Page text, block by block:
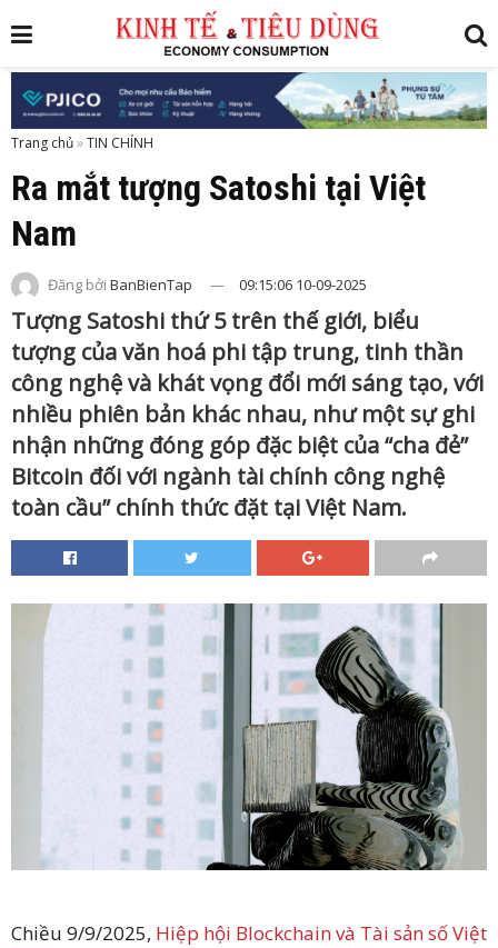
Trang chủ»
Ra mắt tượng Satoshi tại Việt
Nam
Đăng bởi BanBienTap 09:15:06 10-09-2025
Tượng Satoshi thứ 5 trên thế giới, biểu
tượng của văn hoá phi tập trung, tinh thần
công nghệ và khát vọng đổi mới sáng tạo, với
nhiều phiên bản khác nhau, như một sự ghi
nhận những đóng góp đặc biệt của “cha đẻ”
Bitcoin đối với ngành tài chính công nghệ
toàn cầu” chính thức đặt tại Việt Nam.
Chiều 9/9/2025, Hiệp hội Blockchain và Tài sản số Việt